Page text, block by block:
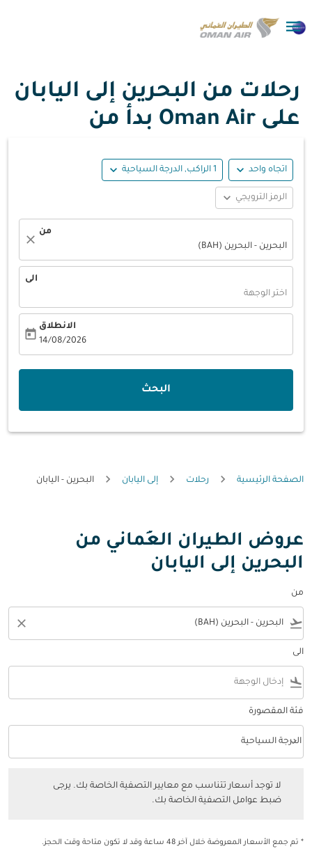

رحلات من البحرين إلى اليابان
على Oman Air بدأ من
اتجاه واحد expand_more 1 الراكب, الدرجة السياحية expand_more
الرمز الترويجي expand_more
من
البحرين - البحرين (BAH)
close
الى
اختر الوجهة
الانطلاق
14/08/2026
today
البحث
الصفحة الرئيسية رحلات إلى اليابان البحرين - اليابان
عروض الطيران العُماني من
البحرين إلى اليابان
من
flight_takeoff
close
الى
flight_land
فئة المقصورة
فئة المقصورة option الدرجة السياحية Selected
الدرجة السياحية
keyboard_arrow_down
لا توجد أسعار تتناسب مع معايير التصفية الخاصة بك. يرجى
ضبط عوامل التصفية الخاصة بك.
* تم جمع الأسعار المعروضة خلال آخر 48 ساعة وقد لا تكون متاحة وقت الحجز.